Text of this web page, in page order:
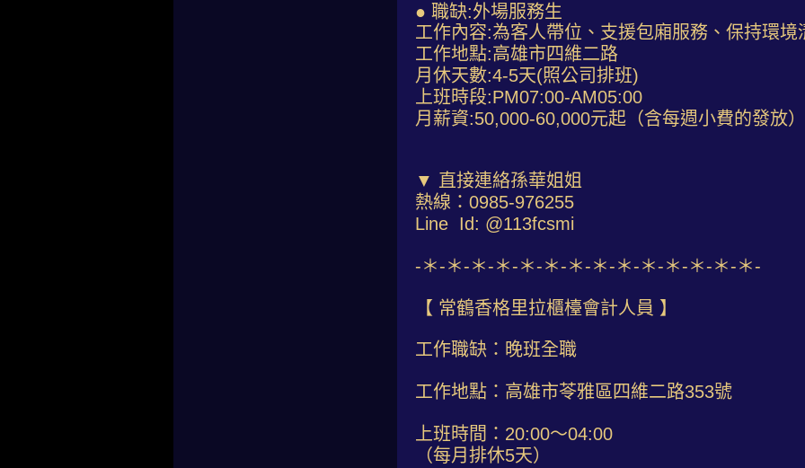
● 職缺:外場服務生
工作內容:為客人帶位、支援包廂服務、保持環境
工作地點:高雄市四維二路
月休天數:4-5天(照公司排班)
上班時段:PM07:00-AM05:00
月薪資:50,000-60,000元起（含每週小費的發放）
▼ 直接連絡孫華姐姐
熱線：0985-976255
Line Id: @113fcsmi
-＊-＊-＊-＊-＊-＊-＊-＊-＊-＊-＊-＊-＊-＊-
【 常鶴香格里拉櫃檯會計人員 】
工作職缺：晚班全職
工作地點：高雄市苓雅區四維二路353號
上班時間：20:00～04:00
（每月排休5天）